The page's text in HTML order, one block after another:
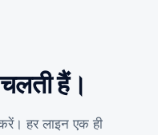
हैं।
हर लाइन एक ही